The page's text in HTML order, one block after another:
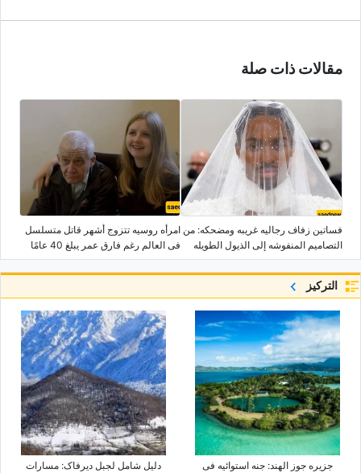
مقالات ذات صلة
فساتین زفاف رجالیه غریبه ومضحکه: من
التصامیم المنفوشه إلى الذیول الطویله
امرأه روسیه تتزوج أشهر قاتل متسلسل
فی العالم رغم فارق عمر یبلغ 40 عامًا
التركيز
جزیره جوز الهند: جنه استوائیه فی
دلیل شامل لجبل دیرفاک: مسارات